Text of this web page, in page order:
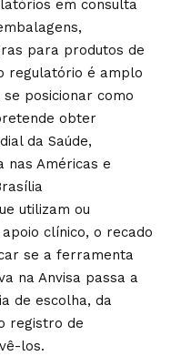
em consulta
para produtos de
regulatório é amplo
posicionar como
obter
da Saúde,
nas Américas e
utilizam ou
clínico, o recado
se a ferramenta
na Anvisa passa a
de escolha, da
registro de
los.